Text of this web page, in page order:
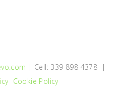
| Cell: 339 898 4378 |
Cookie Policy